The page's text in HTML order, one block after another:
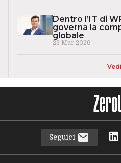
Dentro l’IT di
governa la
globale
23 Mar 2026
Seguici